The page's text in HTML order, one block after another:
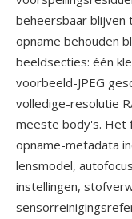
beheersbaar blijven
opname behouden
beeldsecties: één
voorbeeld-JPEG
volledige-resolutie
meeste body's.
opname-metadata
lensmodel,
instellingen,